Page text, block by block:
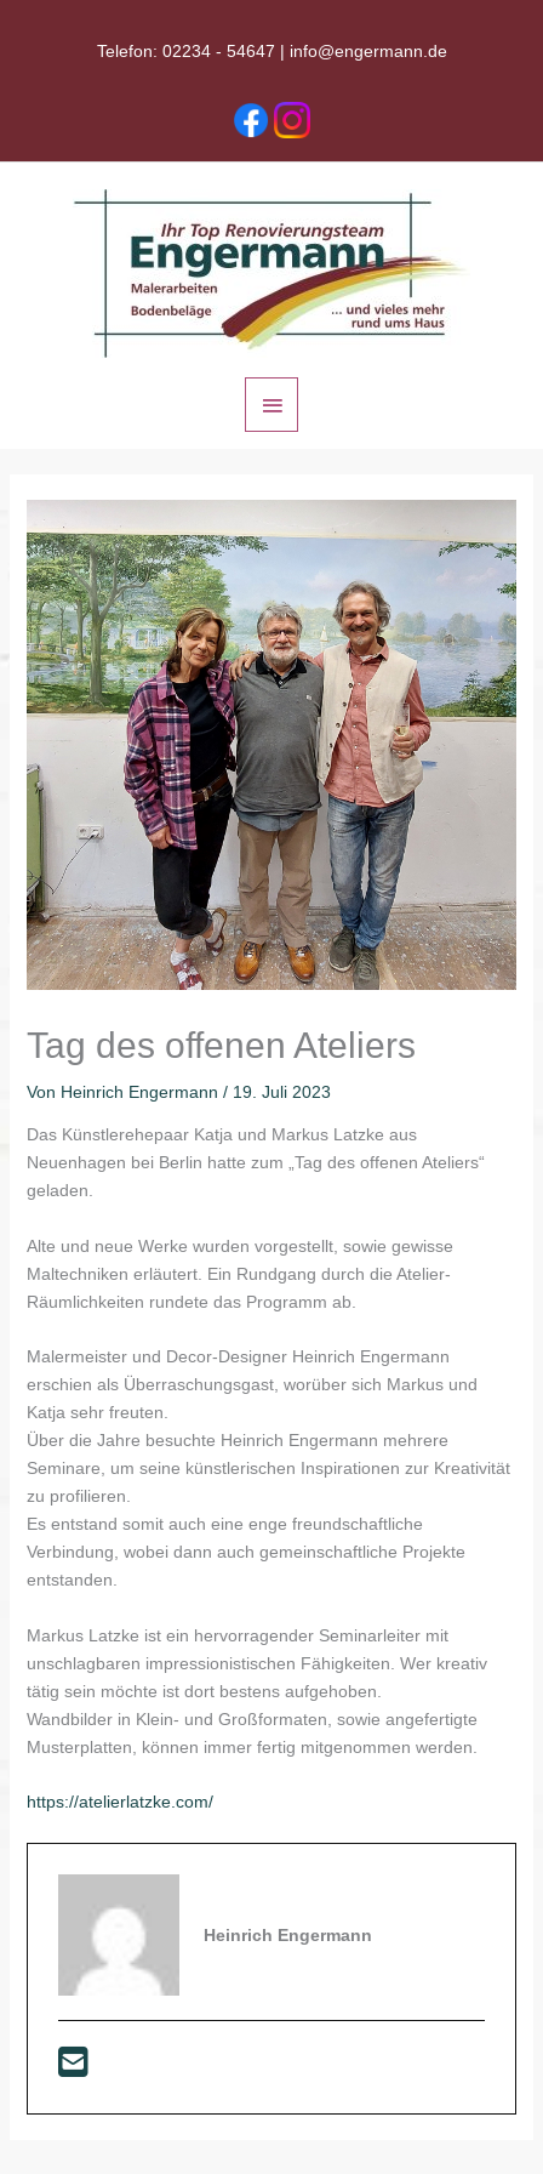
Telefon: 02234 - 54647 | info@engermann.de
Hauptmenü
Tag des offenen Ateliers
Von Heinrich Engermann / 19. Juli 2023
Das Künstlerehepaar Katja und Markus Latzke aus
Neuenhagen bei Berlin hatte zum „Tag des offenen Ateliers“
geladen.
Alte und neue Werke wurden vorgestellt, sowie gewisse
Maltechniken erläutert. Ein Rundgang durch die Atelier-
Räumlichkeiten rundete das Programm ab.
Malermeister und Decor-Designer Heinrich Engermann
erschien als Überraschungsgast, worüber sich Markus und
Katja sehr freuten.
Über die Jahre besuchte Heinrich Engermann mehrere
Seminare, um seine künstlerischen Inspirationen zur Kreativität
zu profilieren.
Es entstand somit auch eine enge freundschaftliche
Verbindung, wobei dann auch gemeinschaftliche Projekte
entstanden.
Markus Latzke ist ein hervorragender Seminarleiter mit
unschlagbaren impressionistischen Fähigkeiten. Wer kreativ
tätig sein möchte ist dort bestens aufgehoben.
Wandbilder in Klein- und Großformaten, sowie angefertigte
Musterplatten, können immer fertig mitgenommen werden.
https://atelierlatzke.com/
Heinrich Engermann